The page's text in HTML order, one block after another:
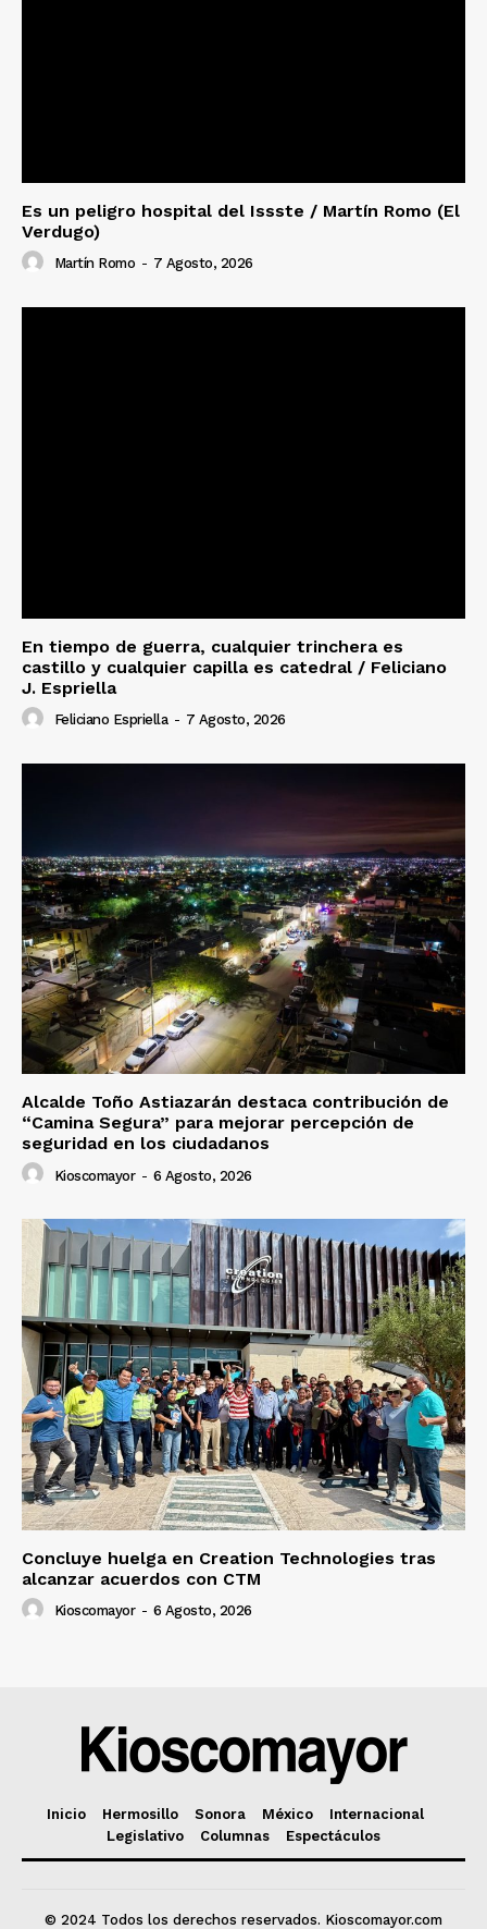
Es un peligro hospital del Issste / Martín Romo (El
Verdugo)
Martín Romo - 7 Agosto, 2026
En tiempo de guerra, cualquier trinchera es
castillo y cualquier capilla es catedral / Feliciano
J. Espriella
Feliciano Espriella - 7 Agosto, 2026
Alcalde Toño Astiazarán destaca contribución de
“Camina Segura” para mejorar percepción de
seguridad en los ciudadanos
Kioscomayor - 6 Agosto, 2026
Concluye huelga en Creation Technologies tras
alcanzar acuerdos con CTM
Kioscomayor - 6 Agosto, 2026
Inicio Hermosillo Sonora México
Internacional
Legislativo
Columnas Espectáculos
© 2024 Todos los derechos reservados. Kioscomayor.com